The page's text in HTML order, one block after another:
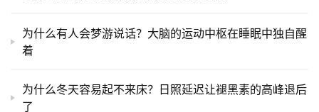
为什么有人会梦游说话？大脑的运动中枢在睡眠中独自醒
着
为什么冬天容易起不来床？日照延迟让褪黑素的高峰退后
了